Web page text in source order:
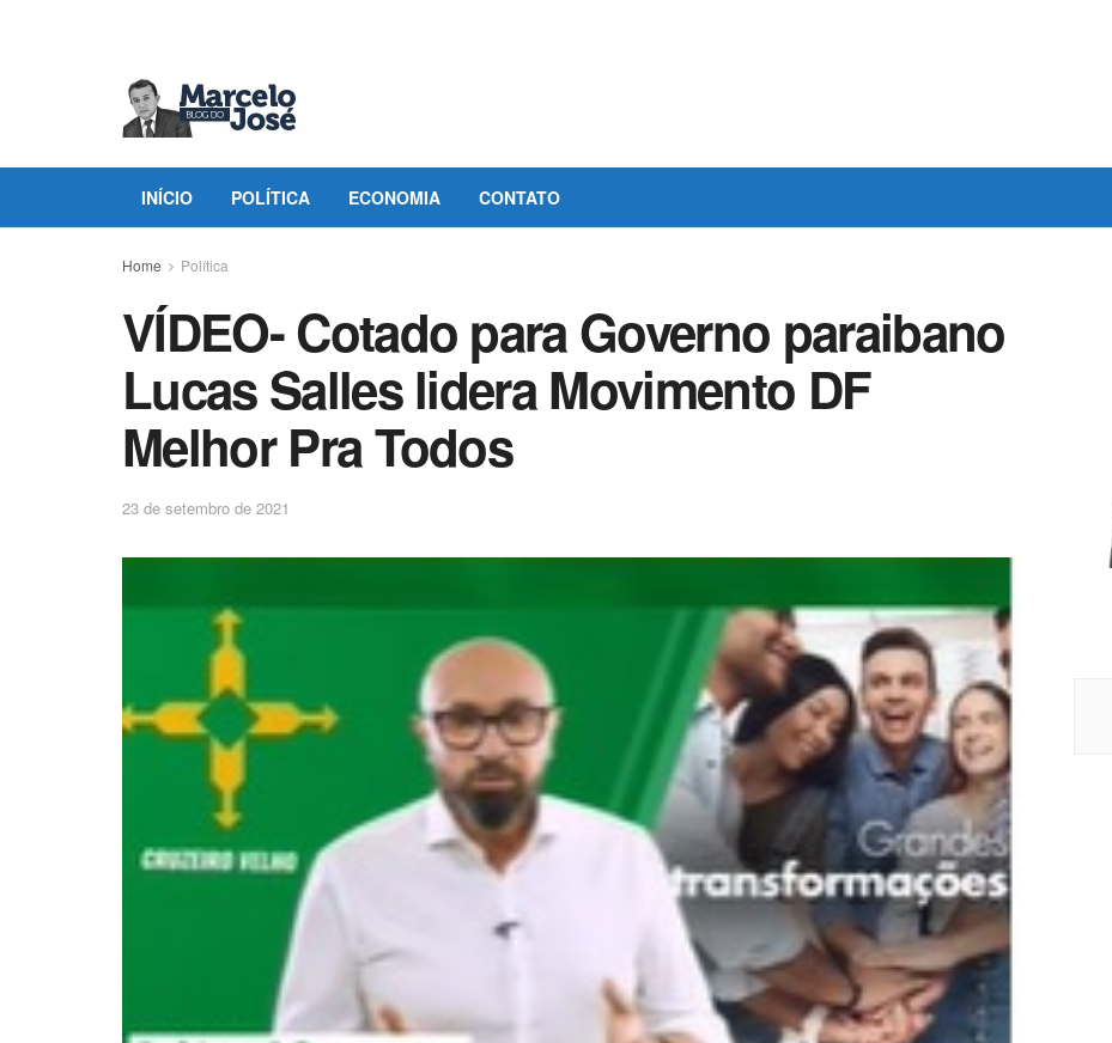
INÍCIO POLÍTICA ECONOMIA CONTATO
Home Política
VÍDEO- Cotado para Governo paraibano
Lucas Salles lidera Movimento DF
Melhor Pra Todos
23 de setembro de 2021